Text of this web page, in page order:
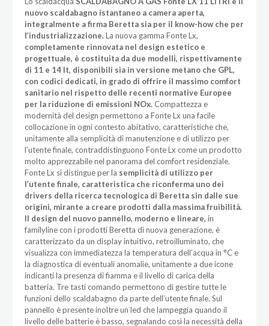
nuovo scaldabagno istantaneo a camera aperta,
integralmente a firma Beretta sia per il know-how che per
l’industrializzazione.La nuova gamma Fonte Lx,
completamente rinnovata nel design estetico e
progettuale, è costituita da due modelli, rispettivamente
di 11 e 14 lt, disponibili sia in versione metano che GPL,
con codici dedicati, in grado di offrire il massimo comfort
sanitario nel rispetto delle recenti normative Europee
per la riduzione di emissioni NOx.Compattezza e
modernità del design permettono a Fonte Lx una facile
collocazione in ogni contesto abitativo, caratteristiche che,
unitamente alla semplicità di manutenzione e di utilizzo per
l’utente finale, contraddistinguono Fonte Lx come un prodotto
molto apprezzabile nel panorama del comfort residenziale.
Fonte Lx si distingue per la semplicità di utilizzo per
l’utente finale, caratteristica che riconferma uno dei
drivers della ricerca tecnologica di Beretta sin dalle sue
origini, mirante a creare prodotti dalla massima fruibilità.
Il design del nuovo pannello, moderno e lineare, in
familyline con i prodotti Beretta di nuova generazione, è
caratterizzato da un display intuitivo, retroilluminato, che
visualizza con immediatezza la temperatura dell’acqua in °C e
la diagnostica di eventuali anomalie, unitamente a due icone
indicanti la presenza di fiamma e il livello di carica della
batteria. Tre tasti comando permettono di gestire tutte le
funzioni dello scaldabagno da parte dell’utente finale. Sul
pannello è presente inoltre un led che lampeggia quando il
livello delle batterie è basso, segnalando così la necessità della